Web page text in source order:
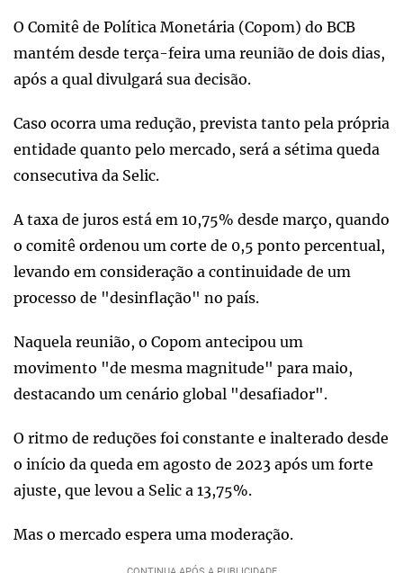
O Comitê de Política Monetária (Copom) do BCB
mantém desde terça-feira uma reunião de dois dias,
após a qual divulgará sua decisão.
Caso ocorra uma redução, prevista tanto pela própria
entidade quanto pelo mercado, será a sétima queda
consecutiva da Selic.
A taxa de juros está em 10,75% desde março, quando
o comitê ordenou um corte de 0,5 ponto percentual,
levando em consideração a continuidade de um
processo de "desinflação" no país.
Naquela reunião, o Copom antecipou um
movimento "de mesma magnitude" para maio,
destacando um cenário global "desafiador".
O ritmo de reduções foi constante e inalterado desde
o início da queda em agosto de 2023 após um forte
ajuste, que levou a Selic a 13,75%.
Mas o mercado espera uma moderação.